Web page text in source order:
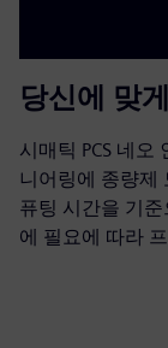
당신에 맞
시매틱 PCS 네오
니어링에 종량제
퓨팅 시간을 기
에 필요에 따라